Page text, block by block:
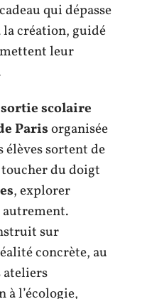
qui dépasse
la création, guidé
leur
sortie scolaire
Parisorganisée
élèves sortent de
toucher du doigt
, explorer
sur
concrète, au
ateliers
l’écologie,